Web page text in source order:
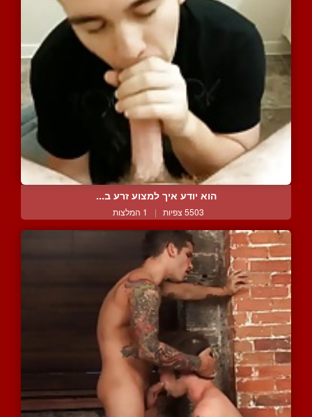
הוא יודע איך למצוע זרע ב...
5503 צפיות | 1 המלצות